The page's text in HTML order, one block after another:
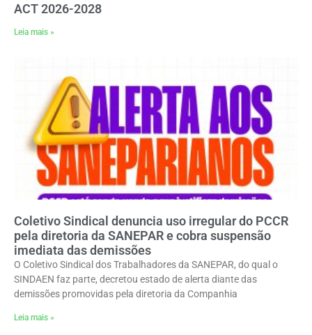
ACT 2026-2028
Leia mais »
Coletivo Sindical denuncia uso irregular do PCCR
pela diretoria da SANEPAR e cobra suspensão
imediata das demissões
O Coletivo Sindical dos Trabalhadores da SANEPAR, do qual o
SINDAEN faz parte, decretou estado de alerta diante das
demissões promovidas pela diretoria da Companhia
Leia mais »